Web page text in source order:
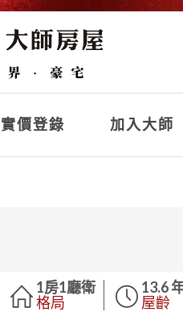
實價登錄 加入大師
1房1廳衛
格局
13.6
屋齡